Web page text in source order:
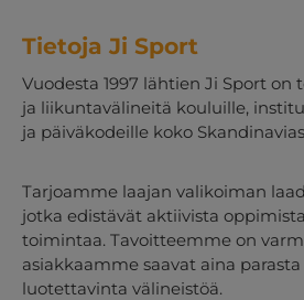
Tietoja Ji Sport
Vuodesta 1997 lähtien Ji Sport
ja liikuntavälineitä kouluille,
ja päiväkodeille koko
Tarjoamme laajan valikoiman
jotka edistävät aktiivista
toimintaa. Tavoitteemme on
asiakkaamme saavat aina
luotettavinta välineistöä.